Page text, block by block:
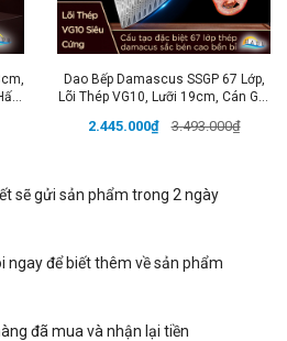
dày lên tới2cm mang đến cảm
giúp bạn tách hạt mà
khỏe.
giác thoải mái khi cầm nắm,
Dao Bếp Damascus SSGP 67 Lớp,
Lõi Thép VG10, Lưỡi 19cm, Cán Gỗ,
2.445.000₫ 3.493.000₫
sẽ gửi sản phẩm trong 2 ngày
ngay để biết thêm về sản phẩm
đã mua và nhận lại tiền